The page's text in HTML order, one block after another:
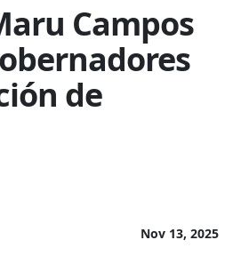
Campos
de
Nov 13, 2025